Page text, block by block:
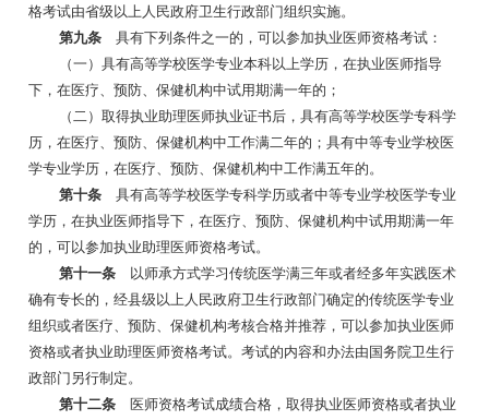
格考试由省级以上人民政府卫生行政部门组织实施。
第九条
具有下列条件之一的，可以参加执业医师资格考试：
（一）具有高等学校医学专业本科以上学历，在执业医师指导
下，在医疗、预防、保健机构中试用期满一年的；
（二）取得执业助理医师执业证书后，具有高等学校医学专科学
历，在医疗、预防、保健机构中工作满二年的；具有中等专业学校医
学专业学历，在医疗、预防、保健机构中工作满五年的。
第十条
具有高等学校医学专科学历或者中等专业学校医学专业
学历，在执业医师指导下，在医疗、预防、保健机构中试用期满一年
的，可以参加执业助理医师资格考试。
第十一条
以师承方式学习传统医学满三年或者经多年实践医术
确有专长的，经县级以上人民政府卫生行政部门确定的传统医学专业
组织或者医疗、预防、保健机构考核合格并推荐，可以参加执业医师
资格或者执业助理医师资格考试。考试的内容和办法由国务院卫生行
政部门另行制定。
第十二条
医师资格考试成绩合格，取得执业医师资格或者执业